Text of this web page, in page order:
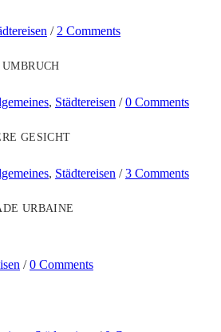
/ 2 Comments
, Städtereisen /0 Comments
GESICHT
, Städtereisen /3 Comments
URBAINE
/0 Comments